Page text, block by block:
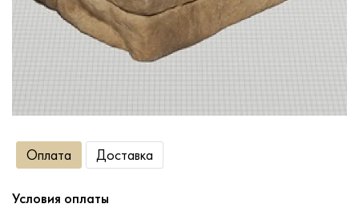
Сопутствующие товары
Услуги
Оплата Доставка
Условия оплаты